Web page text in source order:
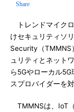
Share
トレンドマイク
けセキュリティソ
Security（TMMNS
ュリティとネット
ら5Gやローカル
スプロバイダーを
TMMNSは、IoT